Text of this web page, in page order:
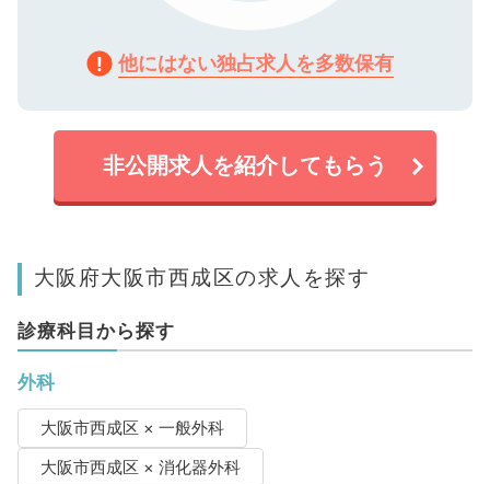
他にはない独占求人を多数保有
非公開求人を紹介してもらう
大阪府大阪市西成区の求人を探す
診療科目から探す
外科
大阪市西成区 × 一般外科
大阪市西成区 × 消化器外科